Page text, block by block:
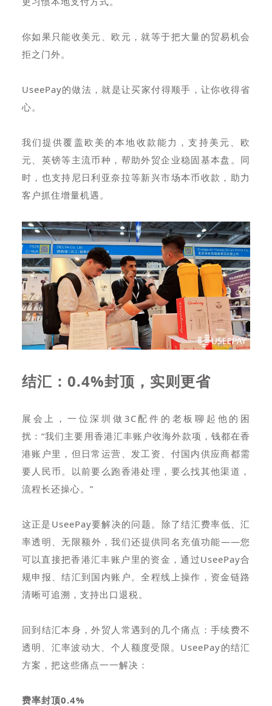
你如果只能收美元、欧元，就等于把大量的贸易机会
拒之门外。
UseePay的做法，就是让买家付得顺手，让你收得省
心。
我们提供覆盖欧美的本地收款能力，支持美元、欧
元、英镑等主流币种，帮助外贸企业稳固基本盘。同
时，也支持尼日利亚奈拉等新兴市场本币收款，助力
客户抓住增量机遇。
结汇：0.4%封顶，实则更省
展会上，一位深圳做3C配件的老板聊起他的困
扰：“我们主要用香港汇丰账户收海外款项，钱都在香
港账户里，但日常运营、发工资、付国内供应商都需
要人民币。以前要么跑香港处理，要么找其他渠道，
流程长还操心。”
这正是UseePay要解决的问题。除了结汇费率低、汇
率透明、无限额外，我们还提供同名充值功能——您
可以直接把香港汇丰账户里的资金，通过UseePay合
规申报、结汇到国内账户。全程线上操作，资金链路
清晰可追溯，支持出口退税。
回到结汇本身，外贸人常遇到的几个痛点：手续费不
透明、汇率波动大、个人额度受限。UseePay的结汇
方案，把这些痛点一一解决：
费率封顶0.4%